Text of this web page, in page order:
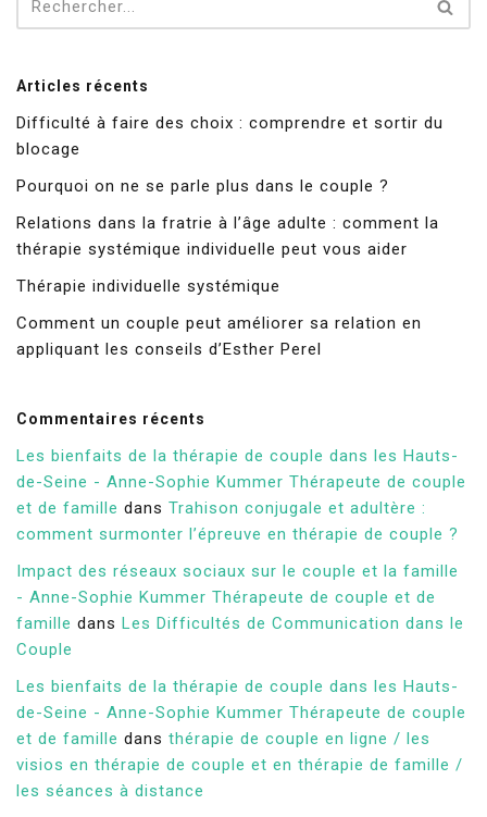
Articles récents
Difficulté à faire des choix : comprendre et sortir du
blocage
Pourquoi on ne se parle plus dans le couple ?
Relations dans la fratrie à l’âge adulte : comment la
thérapie systémique individuelle peut vous aider
Thérapie individuelle systémique
Comment un couple peut améliorer sa relation en
appliquant les conseils d’Esther Perel
Commentaires récents
Les bienfaits de la thérapie de couple dans les Hauts-
de-Seine - Anne-Sophie Kummer Thérapeute de couple
et de famille dans Trahison conjugale et adultère :
comment surmonter l’épreuve en thérapie de couple ?
Impact des réseaux sociaux sur le couple et la famille
- Anne-Sophie Kummer Thérapeute de couple et de
famille dans Les Difficultés de Communication dans le
Couple
Les bienfaits de la thérapie de couple dans les Hauts-
de-Seine - Anne-Sophie Kummer Thérapeute de couple
et de famille dans thérapie de couple en ligne / les
visios en thérapie de couple et en thérapie de famille /
les séances à distance